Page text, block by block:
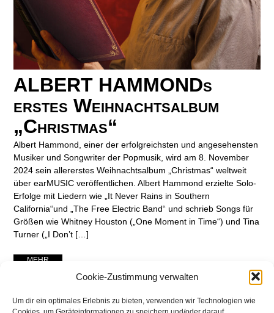
Cookie-Zustimmung verwalten
Um dir ein optimales Erlebnis zu bieten, verwenden wir Technologien wie
ALBERT HAMMONDs
erstes Weihnachtsalbum
„Christmas“
Albert Hammond, einer der erfolgreichsten und angesehensten
Musiker und Songwriter der Popmusik, wird am 8. November
2024 sein allererstes Weihnachtsalbum „Christmas“ weltweit
über earMUSIC veröffentlichen. Albert Hammond erzielte Solo-
Erfolge mit Liedern wie „It Never Rains in Southern
California“und „The Free Electric Band“ und schrieb Songs für
Größen wie Whitney Houston („One Moment in Time“) und Tina
Turner („I Don’t […]
... MEHR ...